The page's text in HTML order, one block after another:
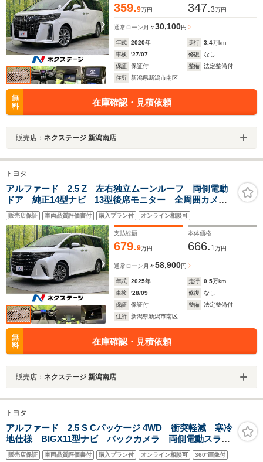
359.9万円 347.3万円
通常ローン 月々30,100円
年式 2020年 走行 3.4万km
車検
'27/07 修復
なし
保証
保証付 整備
法定整備付
住所
新潟県新潟市南区
無
料
在庫確認・見積依頼
販売店： ネクステージ 新潟南店
トヨタ
アルファード 2.5 Z 左右独立ムーンルーフ 両側電動
ドア 純正14型ナビ 13型後席モニター 全周囲カメ
ラ 寒冷地仕様 レーダークルーズ ヘッドアップディ
スプレイ 禁煙車 電動リアゲート 前中列シートエア
コン
販売店保証 車両品質評価書付 購入プラン付 オンライン相談可
支払総額
679.9万円
本体価格
666. 1万円
通常ローン 月々58,900円
年式 2025年 走行 0.5万km
車検
'28/09 修復
なし
保証
保証付 整備
法定整備付
住所
新潟県新潟市南区
無
料
在庫確認・見積依頼
販売店： ネクステージ 新潟南店
トヨタ
アルファード 2.5 S Cパッケージ 4WD 衝突軽減 寒冷
地仕様 BIGX11型ナビ バックカメラ 両側電動スライ
ド 禁煙車 後席モニター メモリ機能付パワーシー
販売店保証 車両品質評価書付 購入プラン付 オンライン相談可 360°画像付